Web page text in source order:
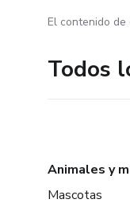
El contenido
Todos
Animales y
Mascotas